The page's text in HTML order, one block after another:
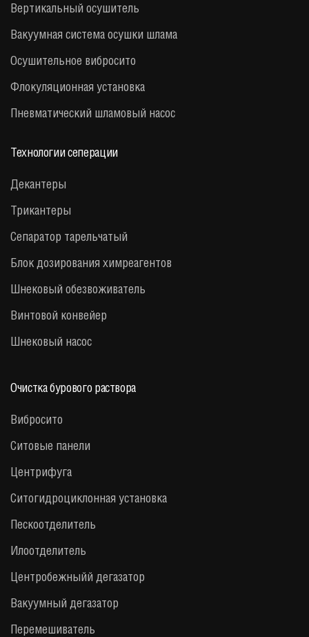
Вертикальный осушитель
Вакуумная система осушки шлама
Осушительное вибросито
Флокуляционная установка
Пневматический шламовый насос
Технологии сеперации
Декантеры
Трикантеры
Сепаратор тарельчатый
Блок дозирования химреагентов
Шнековый обезвоживатель
Винтовой конвейер
Шнековый насос
Очистка бурового раствора
Вибросито
Ситовые панели
Центрифуга
Cитогидроциклонная установка
Пескоотделитель
Илоотделитель
Центробежныйй дегазатор
Вакуумный дегазатор
Перемешиватель